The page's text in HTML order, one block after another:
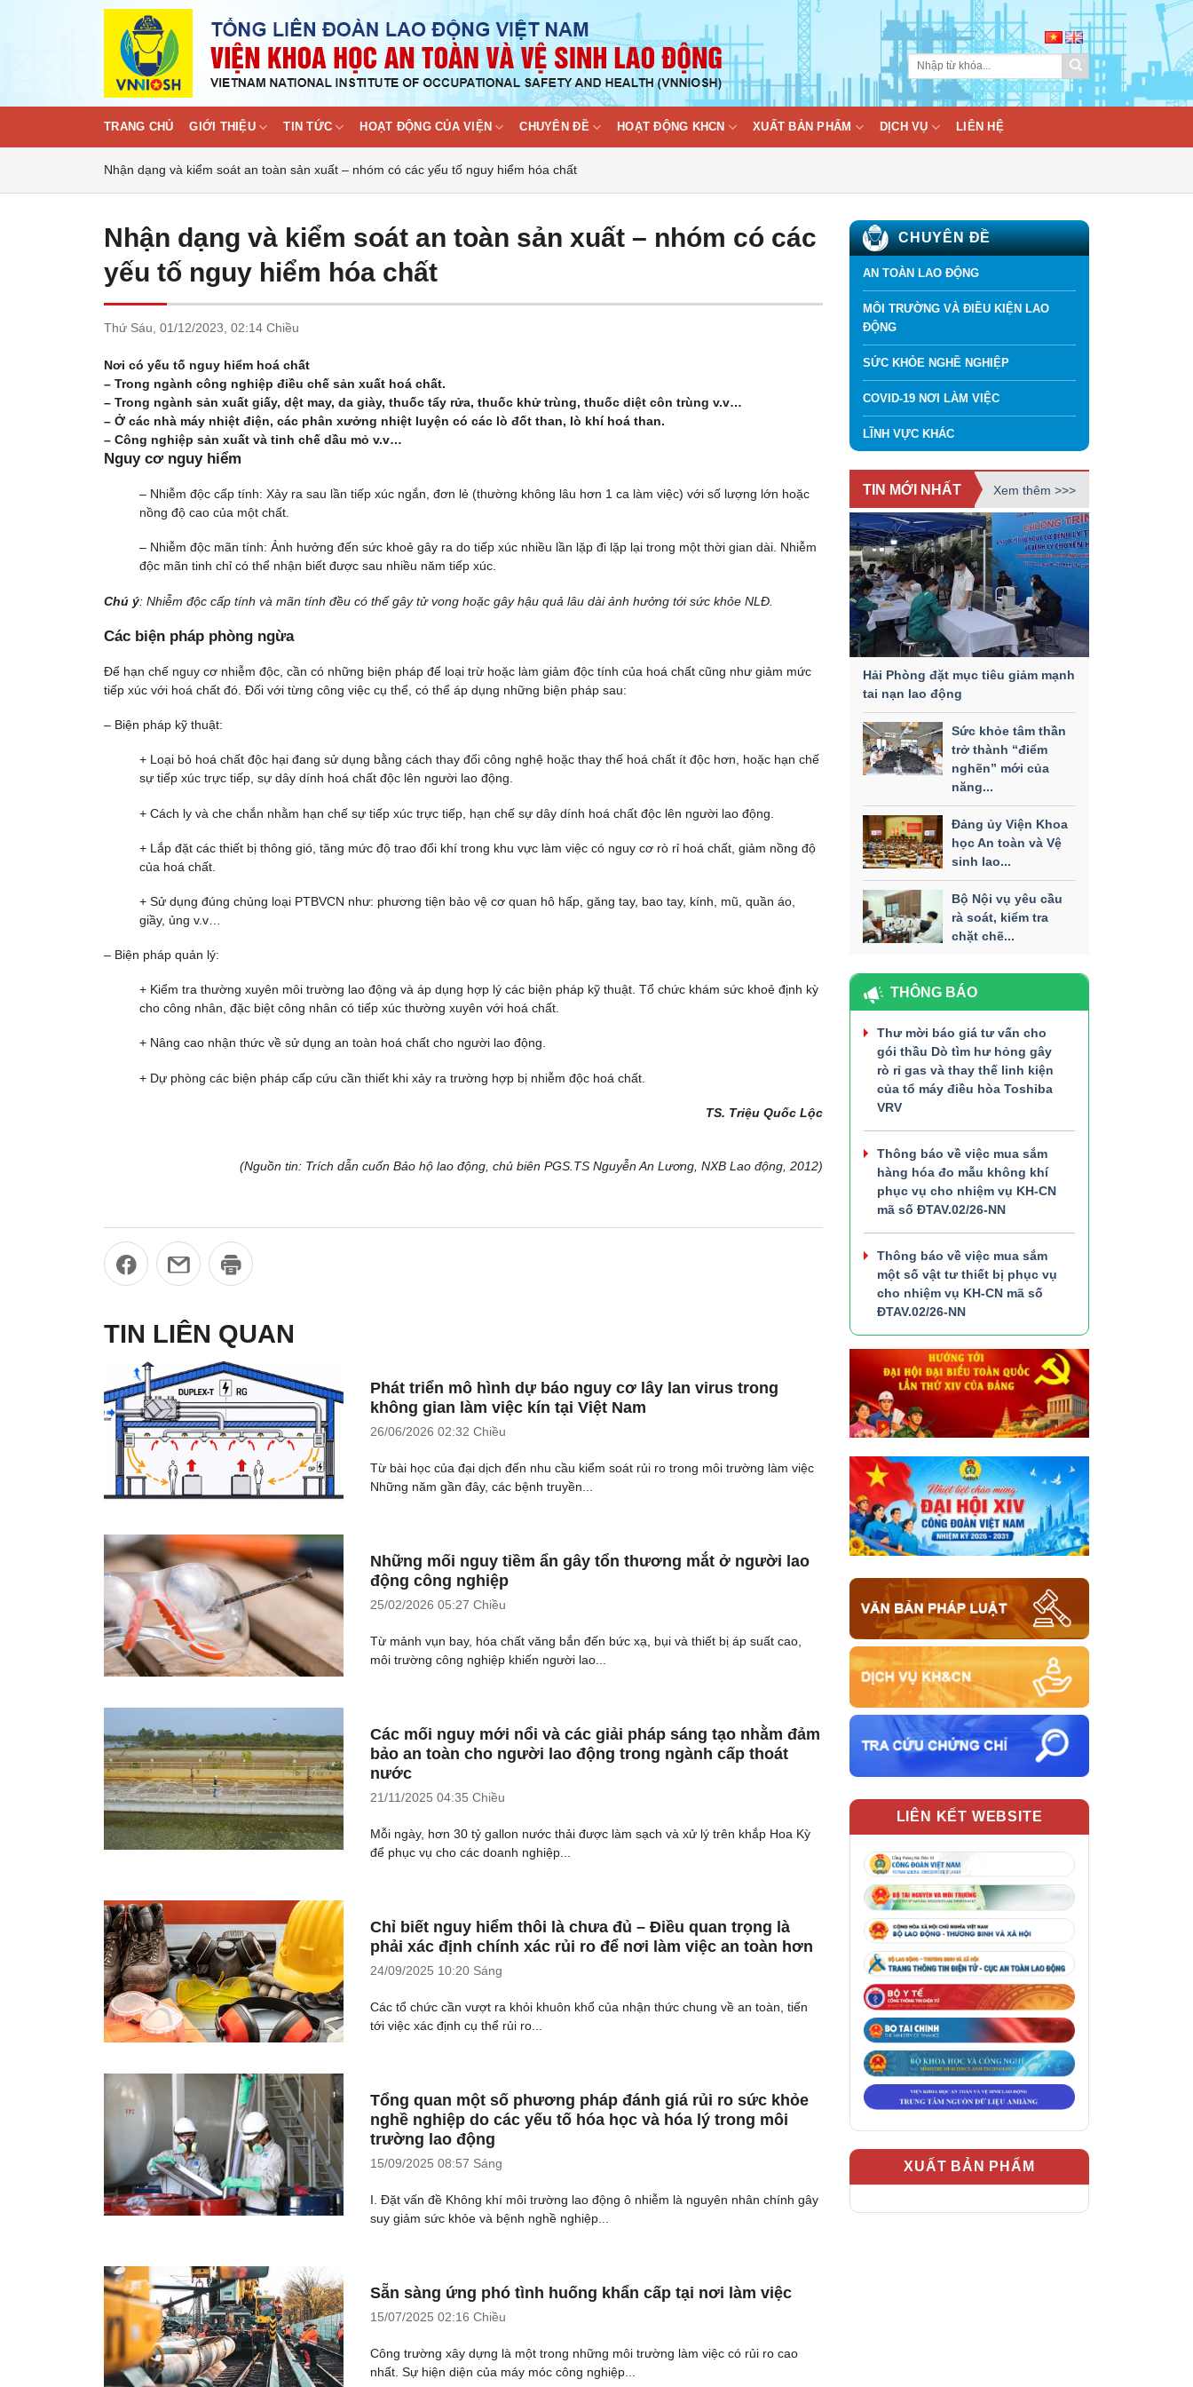
TRANG CHỦ GIỚI THIỆU TIN TỨC HOẠT ĐỘNG CỦA VIỆN CHUYÊN ĐỀ HOẠT ĐỘNG KHCN XUẤT BẢN PHẨM DỊCH VỤ LIÊN HỆ
Nhận dạng và kiểm soát an toàn sản xuất – nhóm có các yếu tố nguy hiểm hóa chất
Nhận dạng và kiểm soát an toàn sản xuất – nhóm có các
yếu tố nguy hiểm hóa chất
Thứ Sáu, 01/12/2023, 02:14 Chiều
Nơi có yếu tố nguy hiểm hoá chất
– Trong ngành công nghiệp điều chế sản xuất hoá chất.
– Trong ngành sản xuất giấy, dệt may, da giày, thuốc tẩy rửa, thuốc khử trùng, thuốc diệt côn trùng v.v…
– Ở các nhà máy nhiệt điện, các phân xưởng nhiệt luyện có các lò đốt than, lò khí hoá than.
– Công nghiệp sản xuất và tinh chế dầu mỏ v.v…
Nguy cơ nguy hiểm
– Nhiễm độc cấp tính: Xảy ra sau lần tiếp xúc ngắn, đơn lẻ (thường không lâu hơn 1 ca làm việc) với số lượng lớn hoặc
nồng độ cao của một chất.
– Nhiễm độc mãn tính: Ảnh hưởng đến sức khoẻ gây ra do tiếp xúc nhiều lần lặp đi lặp lại trong một thời gian dài. Nhiễm
độc mãn tinh chỉ có thể nhận biết được sau nhiều năm tiếp xúc.
Chú ý: Nhiễm độc cấp tính và mãn tính đều có thể gây tử vong hoặc gây hậu quả lâu dài ảnh hưởng tới sức khỏe NLĐ.
Các biện pháp phòng ngừa
Để hạn chế nguy cơ nhiễm độc, cần có những biện pháp để loại trừ hoặc làm giảm độc tính của hoá chất cũng như giảm mức
tiếp xúc với hoá chất đó. Đối với từng công việc cụ thể, có thể áp dụng những biện pháp sau:
– Biện pháp kỹ thuật:
+ Loại bỏ hoá chất độc hại đang sử dụng bằng cách thay đổi công nghệ hoặc thay thế hoá chất ít độc hơn, hoặc hạn chế
sự tiếp xúc trực tiếp, sự dây dính hoá chất độc lên người lao động.
+ Cách ly và che chắn nhằm hạn chế sự tiếp xúc trực tiếp, hạn chế sự dây dính hoá chất độc lên người lao động.
+ Lắp đặt các thiết bị thông gió, tăng mức độ trao đổi khí trong khu vực làm việc có nguy cơ rò rỉ hoá chất, giảm nồng độ
của hoá chất.
+ Sử dụng đúng chủng loại PTBVCN như: phương tiện bảo vệ cơ quan hô hấp, găng tay, bao tay, kính, mũ, quần áo,
giầy, ủng v.v…
– Biện pháp quản lý:
+ Kiểm tra thường xuyên môi trường lao động và áp dụng hợp lý các biện pháp kỹ thuật. Tổ chức khám sức khoẻ định kỳ
cho công nhân, đặc biệt công nhân có tiếp xúc thường xuyên với hoá chất.
+ Nâng cao nhận thức về sử dụng an toàn hoá chất cho người lao động.
+ Dự phòng các biện pháp cấp cứu cần thiết khi xảy ra trường hợp bị nhiễm độc hoá chất.
TS. Triệu Quốc Lộc
(Nguồn tin: Trích dẫn cuốn Bảo hộ lao động, chủ biên PGS.TS Nguyễn An Lương, NXB Lao động, 2012)
TIN LIÊN QUAN
Phát triển mô hình dự báo nguy cơ lây lan virus trong
không gian làm việc kín tại Việt Nam
26/06/2026 02:32 Chiều
Từ bài học của đại dịch đến nhu cầu kiểm soát rủi ro trong môi trường làm việc
Những năm gần đây, các bệnh truyền...
Những mối nguy tiềm ẩn gây tổn thương mắt ở người lao
động công nghiệp
25/02/2026 05:27 Chiều
Từ mảnh vụn bay, hóa chất văng bắn đến bức xạ, bụi và thiết bị áp suất cao,
môi trường công nghiệp khiến người lao...
Các mối nguy mới nổi và các giải pháp sáng tạo nhằm đảm
bảo an toàn cho người lao động trong ngành cấp thoát
nước
21/11/2025 04:35 Chiều
Mỗi ngày, hơn 30 tỷ gallon nước thải được làm sạch và xử lý trên khắp Hoa Kỳ
để phục vụ cho các doanh nghiệp...
Chỉ biết nguy hiểm thôi là chưa đủ – Điều quan trọng là
phải xác định chính xác rủi ro để nơi làm việc an toàn hơn
24/09/2025 10:20 Sáng
Các tổ chức cần vượt ra khỏi khuôn khổ của nhận thức chung về an toàn, tiến
tới việc xác định cụ thể rủi ro...
Tổng quan một số phương pháp đánh giá rủi ro sức khỏe
nghề nghiệp do các yếu tố hóa học và hóa lý trong môi
trường lao động
15/09/2025 08:57 Sáng
I. Đặt vấn đề Không khí môi trường lao động ô nhiễm là nguyên nhân chính gây
suy giảm sức khỏe và bệnh nghề nghiệp...
Sẵn sàng ứng phó tình huống khẩn cấp tại nơi làm việc
15/07/2025 02:16 Chiều
Công trường xây dựng là một trong những môi trường làm việc có rủi ro cao
nhất. Sự hiện diện của máy móc công nghiệp...
CHUYÊN ĐỀ
AN TOÀN LAO ĐỘNG
MÔI TRƯỜNG VÀ ĐIỀU KIỆN LAO
ĐỘNG
SỨC KHỎE NGHỀ NGHIỆP
COVID-19 NƠI LÀM VIỆC
LĨNH VỰC KHÁC
TIN MỚI NHẤT Xem thêm >>>
Hải Phòng đặt mục tiêu giảm mạnh
tai nạn lao động
Sức khỏe tâm thần
trở thành “điểm
nghẽn” mới của
năng...
Đảng ủy Viện Khoa
học An toàn và Vệ
sinh lao...
Bộ Nội vụ yêu cầu
rà soát, kiểm tra
chặt chẽ...
THÔNG BÁO
Thư mời báo giá tư vấn cho
gói thầu Dò tìm hư hỏng gây
rò rỉ gas và thay thế linh kiện
của tổ máy điều hòa Toshiba
VRV
Thông báo về việc mua sắm
hàng hóa đo mẫu không khí
phục vụ cho nhiệm vụ KH-CN
mã số ĐTAV.02/26-NN
Thông báo về việc mua sắm
một số vật tư thiết bị phục vụ
cho nhiệm vụ KH-CN mã số
ĐTAV.02/26-NN
LIÊN KẾT WEBSITE
XUẤT BẢN PHẨM